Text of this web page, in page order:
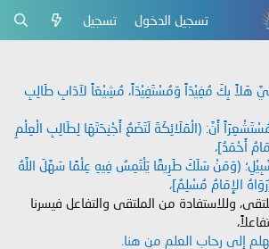
تسجيل الدخول تسجيل
هَلاً بِكَ مُفِيْدَاً وَمُسْتَفِيْدَاً، مُشِيْعَاً لآدَابِ طَالِبِ
مُسْتَشْعِرَاً أَنَّ: (الْمَلَائِكَةَ لَتَضَعُ أَجْنِحَتَهَا لِطَالِبِ الْعِلْمِ
أَحْمَدُ]،
(وَمَنْ سَلَكَ طَرِيقًا يَلْتَمِسُ فِيهِ عِلْمًا سَهَّلَ اللَّهُ
الإِمَامُ مُسْلِمٌ]،
وللاستفادة من الملتقى والتفاعل فيسرنا
إلى رحاب العلم من هنا.